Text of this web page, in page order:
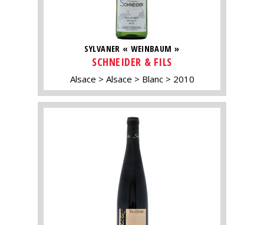
SYLVANER « WEINBAUM »
SCHNEIDER & FILS
Alsace Alsace Blanc 2010